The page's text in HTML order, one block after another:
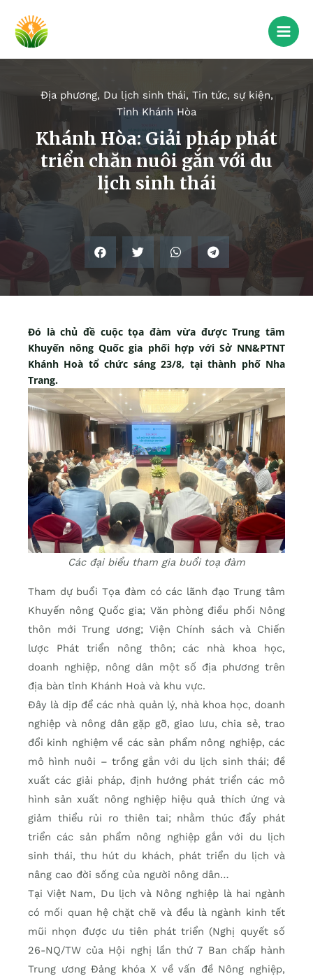
Địa phương, Du lịch sinh thái, Tin tức, sự kiện,
Tỉnh Khánh Hòa
Khánh Hòa: Giải pháp phát
triển chăn nuôi gắn với du
lịch sinh thái
Đó là chủ đề cuộc tọa đàm vừa được Trung tâm
Khuyến nông Quốc gia phối hợp với Sở NN&PTNT
Khánh Hoà tổ chức sáng 23/8, tại thành phố Nha
Trang.
Các đại biểu tham gia buổi toạ đàm
Tham dự buổi Tọa đàm có các lãnh đạo Trung tâm
Khuyến nông Quốc gia; Văn phòng điều phối Nông
thôn mới Trung ương; Viện Chính sách và Chiến
lược Phát triển nông thôn; các nhà khoa học,
doanh nghiệp, nông dân một số địa phương trên
địa bàn tỉnh Khánh Hoà và khu vực.
Đây là dịp để các nhà quản lý, nhà khoa học, doanh
nghiệp và nông dân gặp gỡ, giao lưu, chia sẻ, trao
đổi kinh nghiệm về các sản phẩm nông nghiệp, các
mô hình nuôi – trồng gắn với du lịch sinh thái; đề
xuất các giải pháp, định hướng phát triển các mô
hình sản xuất nông nghiệp hiệu quả thích ứng và
giảm thiểu rủi ro thiên tai; nhằm thúc đẩy phát
triển các sản phẩm nông nghiệp gắn với du lịch
sinh thái, thu hút du khách, phát triển du lịch và
nâng cao đời sống của người nông dân…
Tại Việt Nam, Du lịch và Nông nghiệp là hai ngành
có mối quan hệ chặt chẽ và đều là ngành kinh tết
mũi nhọn được ưu tiên phát triển (Nghị quyết số
26-NQ/TW của Hội nghị lần thứ 7 Ban chấp hành
Trung ương Đảng khóa X về vấn đề Nông nghiệp,